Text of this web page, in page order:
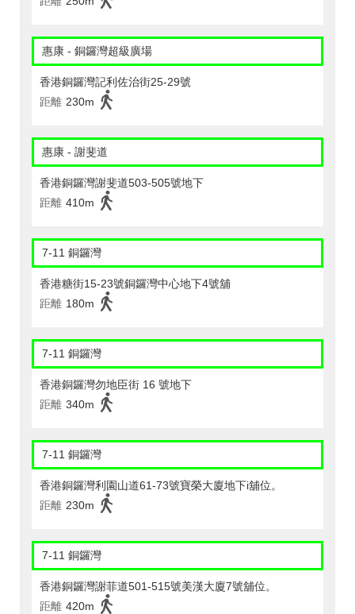
惠康 - 銅鑼灣超級廣場
香港銅鑼灣記利佐治街25-29號
距離 230m
惠康 - 謝斐道
香港銅鑼灣謝斐道503-505號地下
距離 410m
7-11 銅鑼灣
香港糖街15-23號銅鑼灣中心地下4號舖
距離 180m
7-11 銅鑼灣
香港銅鑼灣勿地臣街 16 號地下
距離 340m
7-11 銅鑼灣
香港銅鑼灣利園山道61-73號寶榮大廈地下i舖位。
距離 230m
7-11 銅鑼灣
香港銅鑼灣謝菲道501-515號美漢大廈7號舖位。
距離 420m